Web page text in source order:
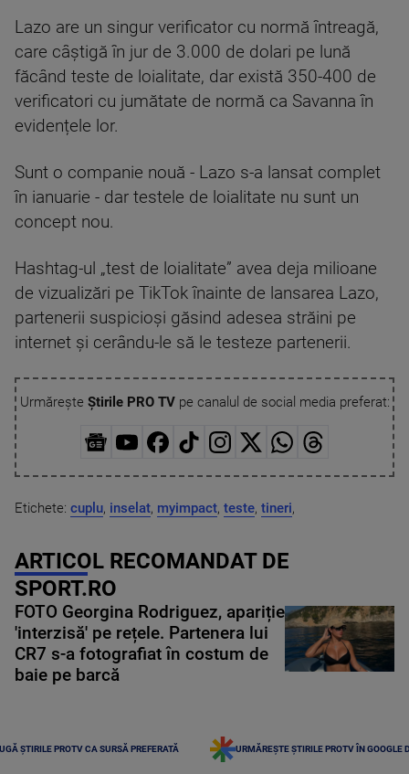
Lazo are un singur verificator cu normă întreagă,
care câștigă în jur de 3.000 de dolari pe lună
făcând teste de loialitate, dar există 350-400 de
verificatori cu jumătate de normă ca Savanna în
evidențele lor.
Sunt o companie nouă - Lazo s-a lansat complet
în ianuarie - dar testele de loialitate nu sunt un
concept nou.
Hashtag-ul „test de loialitate” avea deja milioane
de vizualizări pe TikTok înainte de lansarea Lazo,
partenerii suspicioși găsind adesea străini pe
internet și cerându-le să le testeze partenerii.
Urmărește Știrile PRO TVpe canalul de social media preferat:
Etichete: cuplu, inselat, myimpact, teste, tineri,
ARTICOL RECOMANDAT DE
SPORT.RO
FOTO Georgina Rodriguez, apariție
'interzisă' pe rețele. Partenera lui
CR7 s-a fotografiat în costum de
baie pe barcă
ȘTIRILE PROTV CA SURSĂ PREFERATĂ URMĂREȘTE ȘTIRILE PROTV ÎN GOOGLE